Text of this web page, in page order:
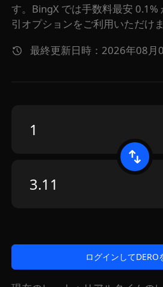
す。BingX では手数料最安 0.1%
引オプションをご利用いただけま
最終更新日時：2026年08月
ログインしてDERO